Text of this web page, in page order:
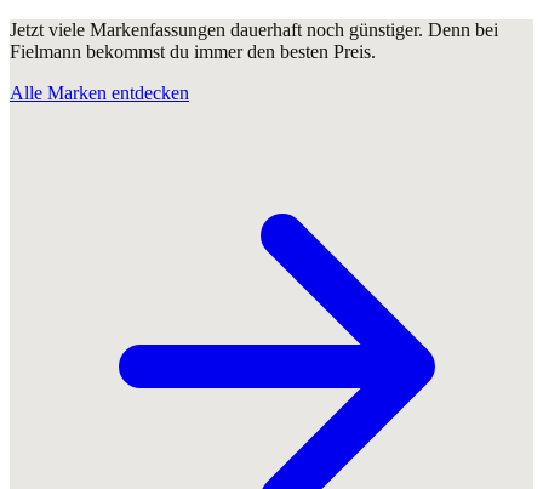
Jetzt viele Markenfassungen dauerhaft noch günstiger. Denn bei
Fielmann bekommst du immer den besten Preis.
Alle Marken entdecken